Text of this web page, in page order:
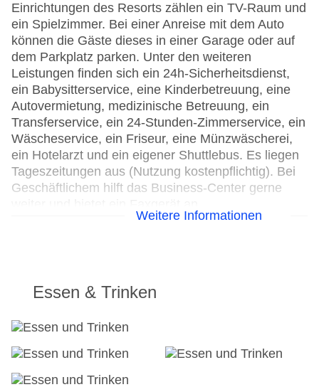
Einrichtungen des Resorts zählen ein TV-Raum und
ein Spielzimmer. Bei einer Anreise mit dem Auto
können die Gäste dieses in einer Garage oder auf
dem Parkplatz parken. Unter den weiteren
Leistungen finden sich ein 24h-Sicherheitsdienst,
ein Babysitterservice, eine Kinderbetreuung, eine
Autovermietung, medizinische Betreuung, ein
Transferservice, ein 24-Stunden-Zimmerservice, ein
Wäscheservice, ein Friseur, eine Münzwäscherei,
ein Hotelarzt und ein eigener Shuttlebus. Es liegen
Tageszeitungen aus (Nutzung kostenpflichtig). Bei
Geschäftlichem hilft das Business-Center gerne
Check-out bis: 11:00:00
Konferenzraum
Garten: ohne Gebühr
Hotelsafe
Lift
Weitere Informationen
Essen & Trinken